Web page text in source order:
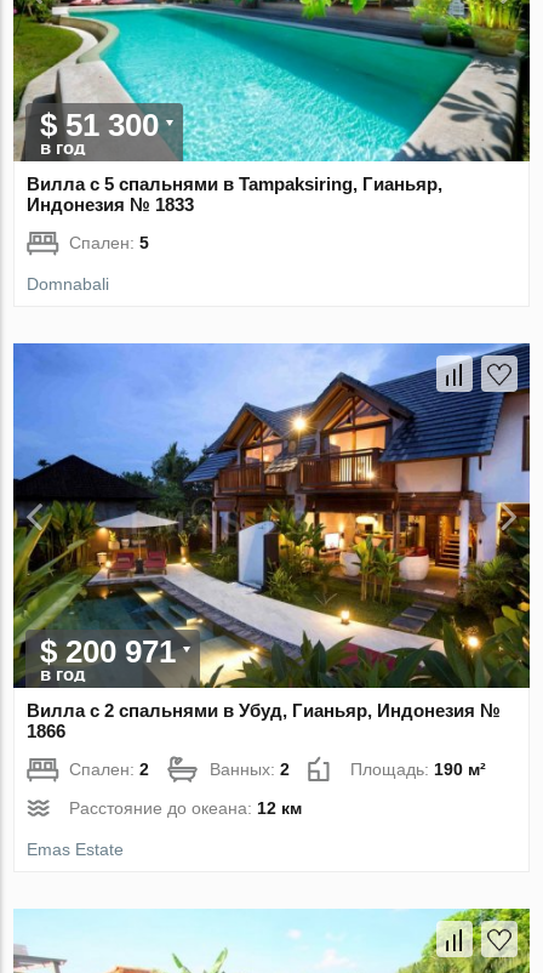
$ 51 300
в год
Вилла с 5 спальнями в Tampaksiring, Гианьяр,
Индонезия № 1833
Спален:5
Domnabali
$ 200 971
в год
Вилла с 2 спальнями в Убуд, Гианьяр, Индонезия №
1866
Спален:2 Ванных:2 Площадь: 190 м²
Расстояние до океана: 12 км
Emas Estate